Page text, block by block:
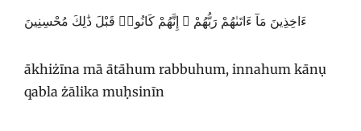
ءَاخِذِينَ مَآ ءَاتَىٰهُمْ رَبُّهُمْ ۚ إِنَّهُمْ كَانُوا۟ قَبْلَ ذَٰلِكَ مُحْسِنِينَ
ākhiżīna mā ātāhum rabbuhum, innahum kānụ
qabla żālika muḥsinīn